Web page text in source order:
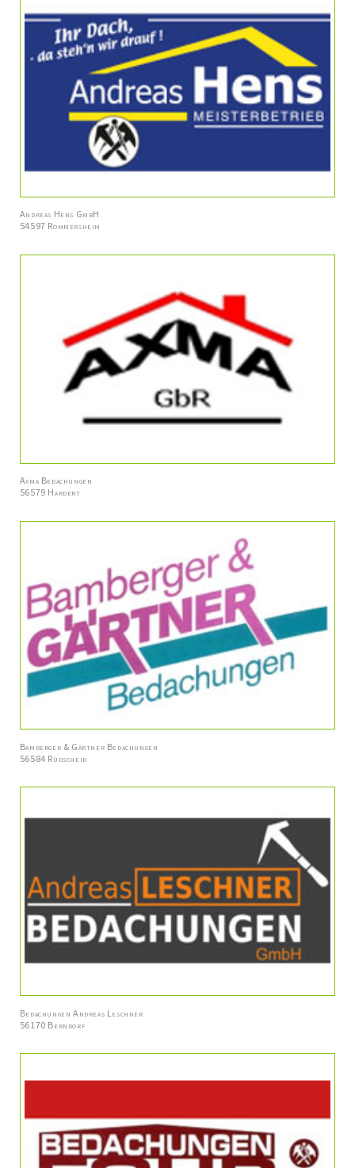
Andreas Hens GmbH
54597 Rommersheim
Axma Bedachungen
56579 Hardert
Bamberger & Gärtner Bedachungen
56584 Rüdscheid
Bedachungen Andreas Leschner
56170 Berndorf